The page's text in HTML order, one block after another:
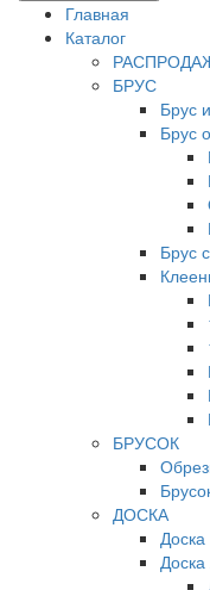
Главная
Каталог
БРУС
Брус
Брус
Брус
БРУСОК
ДОСКА
Доска